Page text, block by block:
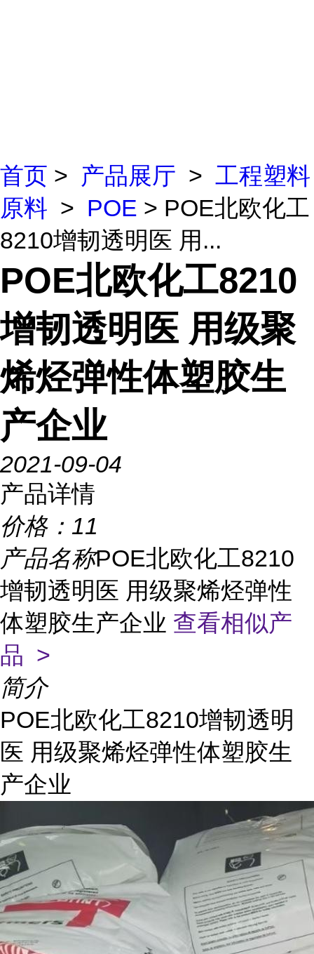
首页 > 产品展厅 > 工程塑料
原料 > POE > POE北欧化工
8210增韧透明医 用...
POE北欧化工8210
增韧透明医 用级聚
烯烃弹性体塑胶生
产企业
2021-09-04
产品详情
价格： 11
产品名称POE北欧化工8210
增韧透明医 用级聚烯烃弹性
体塑胶生产企业 查看相似产
品 >
简介
POE北欧化工8210增韧透明
医 用级聚烯烃弹性体塑胶生
产企业